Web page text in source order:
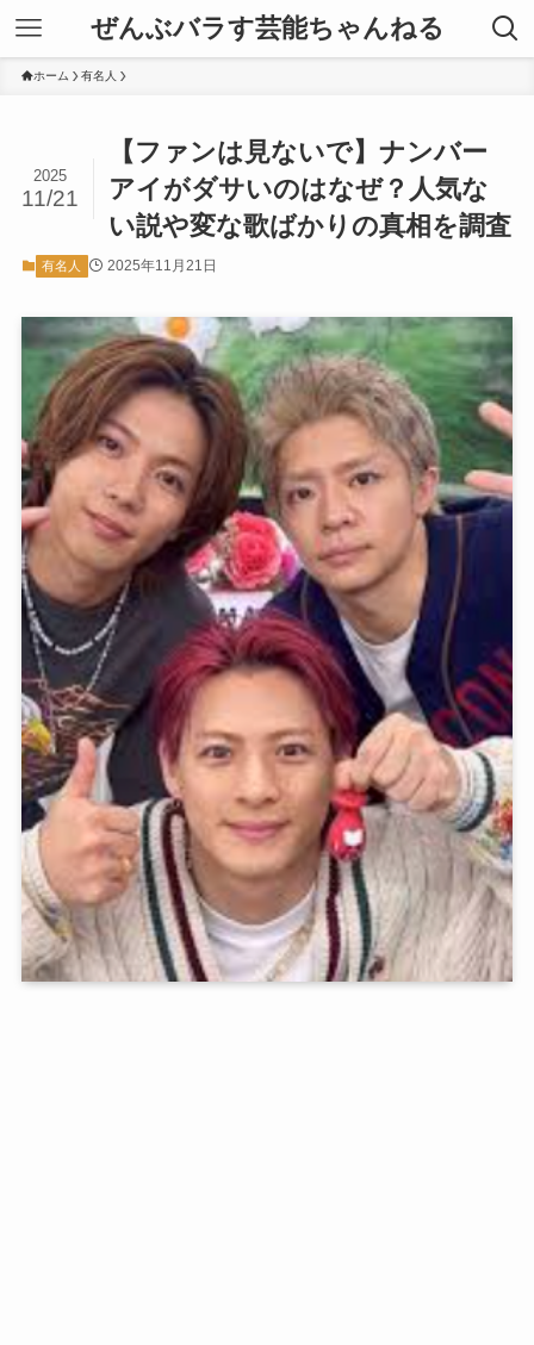
ぜんぶバラす芸能ちゃんねる
ホーム 有名人
【ファンは見ないで】ナンバー
アイがダサいのはなぜ？人気な
い説や変な歌ばかりの真相を調査
2025
11/21
有名人 2025年11月21日